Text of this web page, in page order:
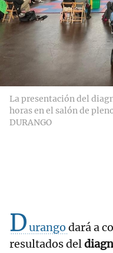
La presentación del
horas en el salón de
DURANGO
Durango dará a
resultados del